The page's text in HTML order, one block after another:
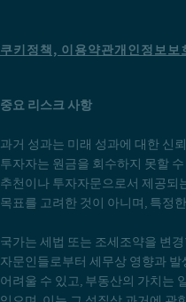
쿠키정책, 이용약관개인정보보
중요 리스크 사항
과거 성과는 미래 성과에 대한 신
투자자는 원금을 회수하지 못할
추천이나 투자자문으로서 제공되
목표를 고려한 것이 아니며, 특정
국가는 세법 또는 조세조약을 변
자문인들로부터 세무상 영향과
어려울 수 있고, 부동산의 가치는